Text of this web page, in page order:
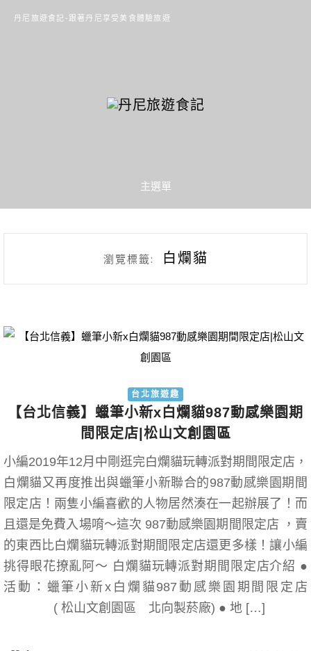
丹尼旅遊食記-跟著丹尼享受美食體驗旅遊
主選單
瀏覽標籤: 白爛貓
台北旅遊趣
【台北信義】蠟筆小新x白爛貓987動感樂園期
間限定店|松山文創園區
小編2019年12月中剛逛完白爛貓玩轉派對期間限定店，
白爛貓又再度推出與蠟筆小新聯合的987動感樂園期間
限定店！兩隻小編喜歡的人物居然湊在一起辦展了！而
且還是免費入場唷～這次 987動感樂園期間限定店 ，賣
的東西比白爛貓玩轉派對期間限定店還更多樣！讓小編
挑得眼花撩亂阿～ 白爛貓玩轉派對期間限定店介紹 ●
活動：蠟筆小新x白爛貓987動感樂園期間限定店
( 松山文創園區 北向製菸廠) ● 地 […]